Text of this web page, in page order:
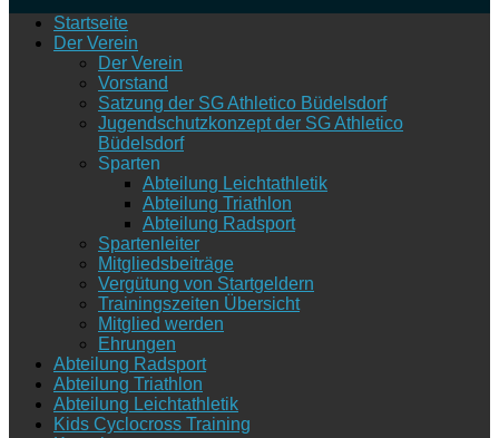
Startseite
Der Verein
Der Verein
Vorstand
Satzung der SG Athletico Büdelsdorf
Jugendschutzkonzept der SG Athletico
Büdelsdorf
Sparten
Abteilung Leichtathletik
Abteilung Triathlon
Abteilung Radsport
Spartenleiter
Mitgliedsbeiträge
Vergütung von Startgeldern
Trainingszeiten Übersicht
Mitglied werden
Ehrungen
Abteilung Radsport
Abteilung Triathlon
Abteilung Leichtathletik
Kids Cyclocross Training